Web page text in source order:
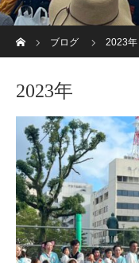
ブログ
2023年
2023年